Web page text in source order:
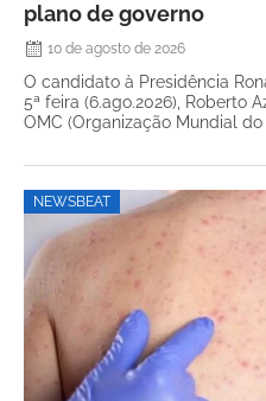
plano de governo
10 de agosto de 2026
O candidato à Presidência
5ª feira (6.ago.2026), Roberto
OMC (Organização Mundial do
NEWSBEAT